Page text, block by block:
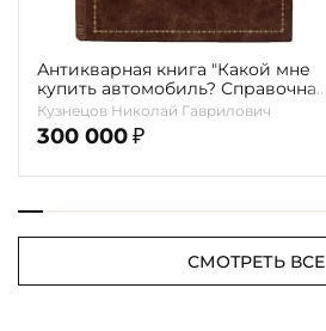
Антикварная книга "Какой мне
купить автомобиль? Справочная
книга для автомобилистов"
Кузнецов Н.Г. 1914г.
Кузнецов Николай Гаврилович
300 000 ₽
СМОТРЕТЬ ВСЕ